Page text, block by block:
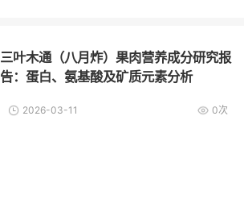
三叶木通（八月炸）果肉营养成分研究报
告：蛋白、氨基酸及矿质元素分析
0次
2026-03-11